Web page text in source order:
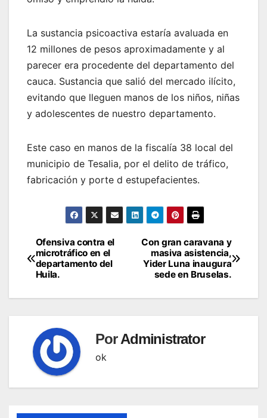
La sustancia psicoactiva estaría avaluada en
12 millones de pesos aproximadamente y al
parecer era procedente del departamento del
cauca. Sustancia que salió del mercado ilícito,
evitando que lleguen manos de los niños, niñas
y adolescentes de nuestro departamento.
Este caso en manos de la fiscalía 38 local del
municipio de Tesalia, por el delito de tráfico,
fabricación y porte d estupefacientes.
Navegación
de
entradas
Con gran caravana y
masiva asistencia,
Yider Luna inaugura
sede en Bruselas.
Ofensiva contra el
microtráfico en el
departamento del
Huila.
PorAdministrator
ok